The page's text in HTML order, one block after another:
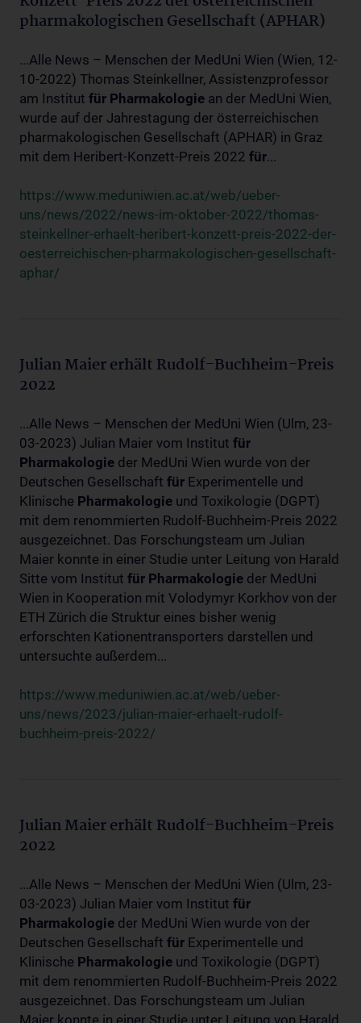
pharmakologischen Gesellschaft (APHAR)
...Alle News – Menschen der MedUni Wien (Wien, 12-
10-2022) Thomas Steinkellner, Assistenzprofessor
am Institut für Pharmakologie an der MedUni Wien,
wurde auf der Jahrestagung der österreichischen
pharmakologischen Gesellschaft (APHAR) in Graz
mit dem Heribert-Konzett-Preis 2022 für...
https://www.meduniwien.ac.at/web/ueber-
uns/news/2022/news-im-oktober-2022/thomas-
steinkellner-erhaelt-heribert-konzett-preis-2022-der-
oesterreichischen-pharmakologischen-gesellschaft-
aphar/
Julian Maier erhält Rudolf-Buchheim-Preis
2022
...Alle News – Menschen der MedUni Wien (Ulm, 23-
03-2023) Julian Maier vom Institut für
Pharmakologie der MedUni Wien wurde von der
Deutschen Gesellschaft für Experimentelle und
Klinische Pharmakologie und Toxikologie (DGPT)
mit dem renommierten Rudolf-Buchheim-Preis 2022
ausgezeichnet. Das Forschungsteam um Julian
Maier konnte in einer Studie unter Leitung von Harald
Sitte vom Institut für Pharmakologie der MedUni
Wien in Kooperation mit Volodymyr Korkhov von der
ETH Zürich die Struktur eines bisher wenig
erforschten Kationentransporters darstellen und
untersuchte außerdem...
https://www.meduniwien.ac.at/web/ueber-
uns/news/2023/julian-maier-erhaelt-rudolf-
buchheim-preis-2022/
Julian Maier erhält Rudolf-Buchheim-Preis
2022
...Alle News – Menschen der MedUni Wien (Ulm, 23-
03-2023) Julian Maier vom Institut für
Pharmakologie der MedUni Wien wurde von der
Deutschen Gesellschaft für Experimentelle und
Klinische Pharmakologie und Toxikologie (DGPT)
mit dem renommierten Rudolf-Buchheim-Preis 2022
ausgezeichnet. Das Forschungsteam um Julian
Maier konnte in einer Studie unter Leitung von Harald